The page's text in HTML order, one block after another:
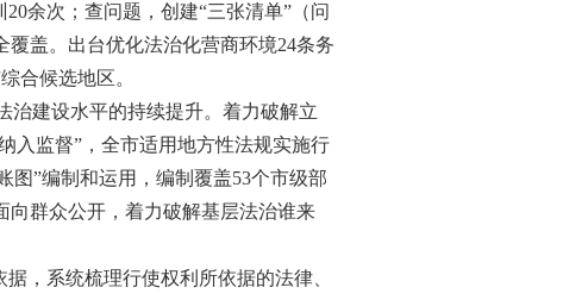
余次；查问题，创建“三张清单”（问
盖。出台优化法治化营商环境24条务
合候选地区。
建设水平的持续提升。着力破解立
入监督”，全市适用地方性法规实施行
图”编制和运用，编制覆盖53个市级部
向群众公开，着力破解基层法治谁来
，系统梳理行使权利所依据的法律、